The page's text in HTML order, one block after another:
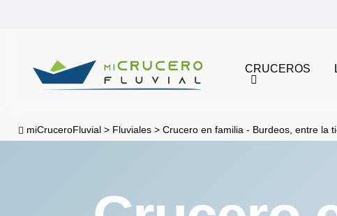
content
CRUCEROS
miCruceroFluvial > Fluviales> Crucero en familia - Burdeos, entre la